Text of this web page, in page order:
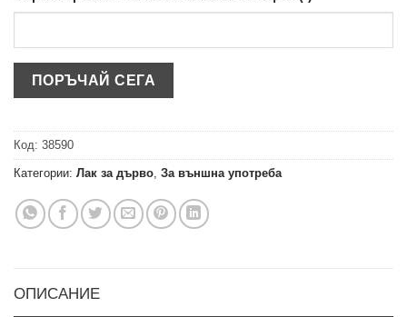
Код: 38590
Категории: Лак за дърво, За външна употреба
ОПИСАНИЕ